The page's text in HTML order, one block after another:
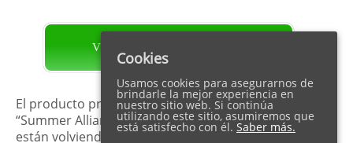
VISITA LA PÁGINA OFICIAL
El producto proviene del nuevo fabricante
“Summer Alliance”, cuyos productos recientes se
están volviendo cada vez más populares entre los
Cookies
Usamos cookies para asegurarnos de
brindarle la mejor experiencia en
nuestro sitio web. Si continúa
utilizando este sitio, asumiremos que
está satisfecho con él. Saber más.